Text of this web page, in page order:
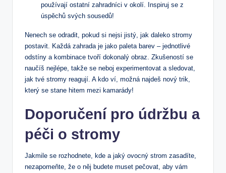
používají ostatní zahradníci v okolí. Inspiruj se z
úspěchů svých sousedů!
Nenech se odradit, pokud si nejsi jistý, jak daleko stromy
postavit. Každá zahrada je jako paleta barev – jednotlivé
odstíny a kombinace tvoří dokonalý obraz. Zkušeností se
naučíš nejlépe, takže se neboj experimentovat a sledovat,
jak tvé stromy reagují. A kdo ví, možná najdeš nový trik,
který se stane hitem mezi kamarády!
Doporučení pro údržbu a
péči o stromy
Jakmile se rozhodnete, kde a jaký ovocný strom zasadíte,
nezapomeňte, že o něj budete muset pečovat, aby vám